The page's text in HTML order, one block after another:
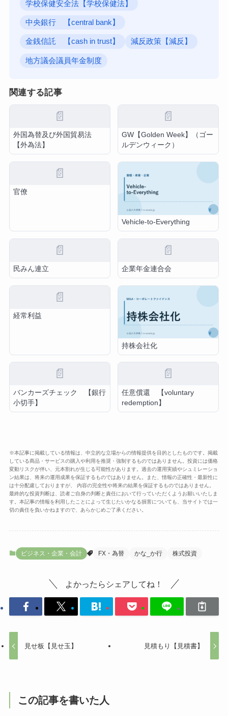
学校保健安全法【学校保健法】
中央銀行 【central bank】
金銭信託 【cash in trust】 減反政策【減反】
地方議会議員年金制度
関連する記事
📄
外国為替及び外国貿易法
【外為法】
📄
GW【Golden Week】（ゴー
ルデンウィーク）
📄
官僚
Vehicle-to-Everything
📄
民みん連立
📄
企業年金連合会
📄
経常利益
持株会社化
📄
バンカーズチェック 【銀行
小切手】
📄
任意償還 【voluntary
redemption】
※本記事に掲載している情報は、中立的な立場からの情報提供を目的としたものです。掲載
している商品・サービスの購入や利用を推奨・強制するものではありません。投資には価格
変動リスクが伴い、元本割れが生じる可能性があります。過去の運用実績やシュミレーショ
ン結果は、将来の運用成果を保証するものではありません。また、情報の正確性・最新性に
は十分配慮しておりますが、 内容の完全性や将来の結果を保証するものではありません。
最終的な投資判断は、読者ご自身の判断と責任において行っていただくようお願いいたしま
す。本記事の情報を利用したことによって生じたいかなる損害についても、当サイトでは一
切の責任を負いかねますので、あらかじめご了承ください。
ビジネス・企業・会計 FX・為替 かな_か行 株式投資
よかったらシェアしてね！
見せ板【見せ玉】 見積もり【見積書】
この記事を書いた人